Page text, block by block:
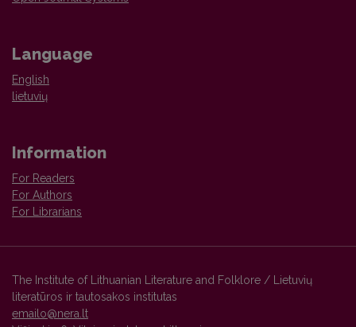
Language
English
lietuvių
Information
For Readers
For Authors
For Librarians
The Institute of Lithuanian Literature and Folklore / Lietuvių
literatūros ir tautosakos institutas
emailo@nera.lt